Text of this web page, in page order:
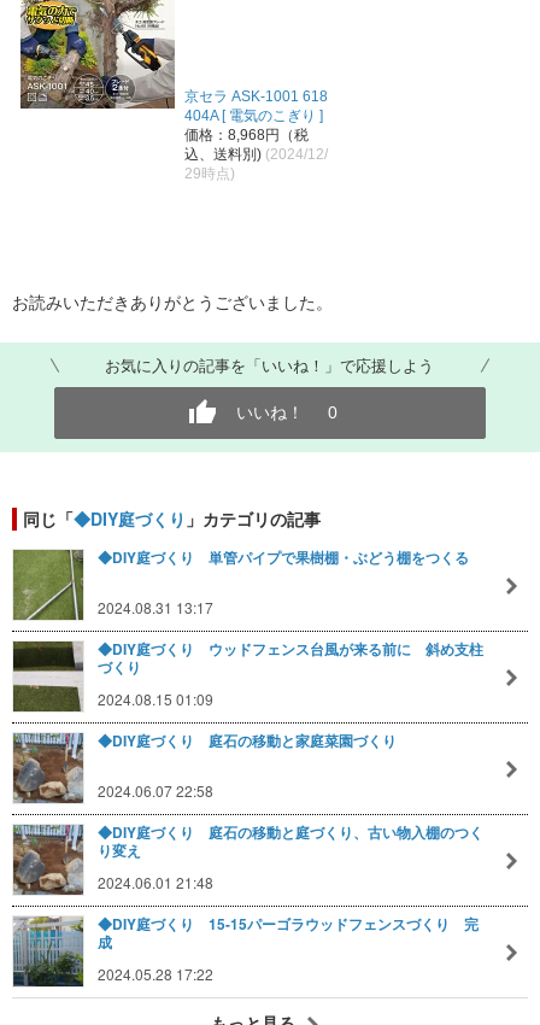
京セラ ASK-1001 618
404A [ 電気のこぎり ]
価格：8,968円（税
込、送料別) (2024/12/
29時点)
お読みいただきありがとうございました。
お気に入りの記事を「いいね！」で応援しよう
いいね！ 0
同じ「◆DIY庭づくり 」カテゴリの記事
◆DIY庭づくり 単管パイプで果樹棚・ぶどう棚をつくる
2024.08.31 13:17
◆DIY庭づくり ウッドフェンス台風が来る前に 斜め支柱
づくり
2024.08.15 01:09
◆DIY庭づくり 庭石の移動と家庭菜園づくり
2024.06.07 22:58
◆DIY庭づくり 庭石の移動と庭づくり、古い物入棚のつく
り変え
2024.06.01 21:48
◆DIY庭づくり 15-15パーゴラウッドフェンスづくり 完
成
2024.05.28 17:22